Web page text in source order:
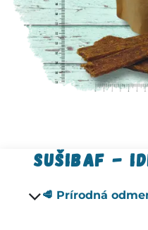
sušibaf -
🥩 Prírodná